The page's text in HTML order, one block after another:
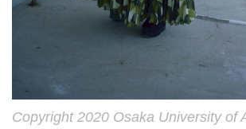
Copyright 2020 Osaka University of